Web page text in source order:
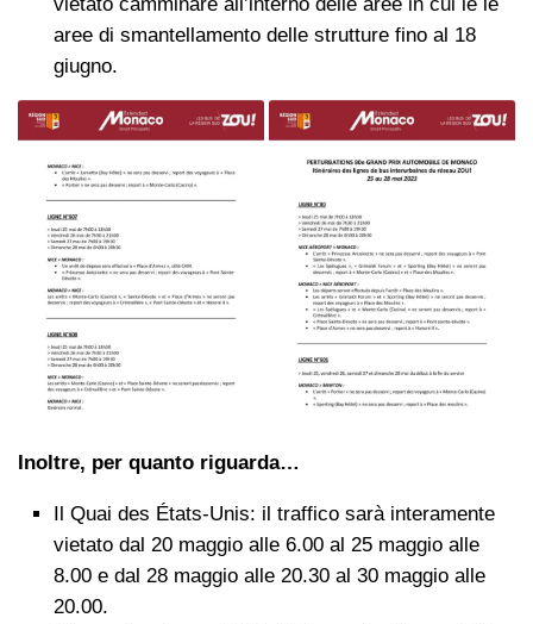
vietato camminare all’interno delle aree in cui le le
aree di smantellamento delle strutture fino al 18
giugno.
Inoltre, per quanto riguarda…
Il Quai des États-Unis: il traffico sarà interamente
vietato dal 20 maggio alle 6.00 al 25 maggio alle
8.00 e dal 28 maggio alle 20.30 al 30 maggio alle
20.00.